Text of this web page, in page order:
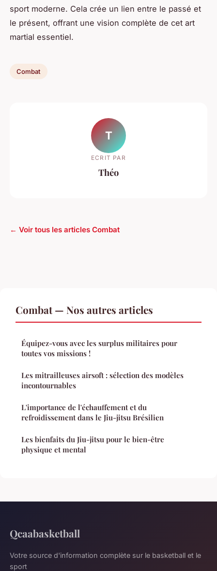
sport moderne. Cela crée un lien entre le passé et
le présent, offrant une vision complète de cet art
martial essentiel.
Combat
T
ECRIT PAR
Théo
← Voir tous les articles Combat
Combat — Nos autres articles
Équipez-vous avec les surplus militaires pour
toutes vos missions !
Les mitrailleuses airsoft : sélection des modèles
incontournables
L'importance de l'échauffement et du
refroidissement dans le Jiu-jitsu Brésilien
Les bienfaits du Jiu-jitsu pour le bien-être
physique et mental
Qcaabasketball
Votre source d'information complète sur le basketball et le
sport